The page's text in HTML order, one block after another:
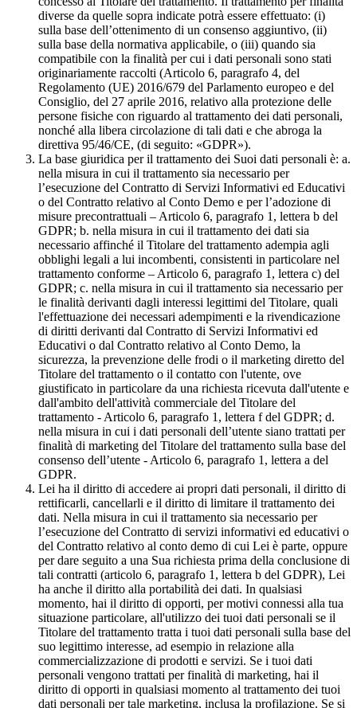
diverse da quelle sopra indicate potrà essere effettuato: (i)
sulla base dell’ottenimento di un consenso aggiuntivo, (ii)
sulla base della normativa applicabile, o (iii) quando sia
compatibile con la finalità per cui i dati personali sono stati
originariamente raccolti (Articolo 6, paragrafo 4, del
Regolamento (UE) 2016/679 del Parlamento europeo e del
Consiglio, del 27 aprile 2016, relativo alla protezione delle
persone fisiche con riguardo al trattamento dei dati personali,
nonché alla libera circolazione di tali dati e che abroga la
direttiva 95/46/CE, (di seguito: «GDPR»).
La base giuridica per il trattamento dei Suoi dati personali è: a.
nella misura in cui il trattamento sia necessario per
l’esecuzione del Contratto di Servizi Informativi ed Educativi
o del Contratto relativo al Conto Demo e per l’adozione di
misure precontrattuali – Articolo 6, paragrafo 1, lettera b del
GDPR; b. nella misura in cui il trattamento dei dati sia
necessario affinché il Titolare del trattamento adempia agli
obblighi legali a lui incombenti, consistenti in particolare nel
trattamento conforme – Articolo 6, paragrafo 1, lettera c) del
GDPR; c. nella misura in cui il trattamento sia necessario per
le finalità derivanti dagli interessi legittimi del Titolare, quali
l'effettuazione dei necessari adempimenti e la rivendicazione
di diritti derivanti dal Contratto di Servizi Informativi ed
Educativi o dal Contratto relativo al Conto Demo, la
sicurezza, la prevenzione delle frodi o il marketing diretto del
Titolare del trattamento o il contatto con l'utente, ove
giustificato in particolare da una richiesta ricevuta dall'utente e
dall'ambito dell'attività commerciale del Titolare del
trattamento - Articolo 6, paragrafo 1, lettera f del GDPR; d.
nella misura in cui i dati personali dell’utente siano trattati per
finalità di marketing del Titolare del trattamento sulla base del
consenso dell’utente - Articolo 6, paragrafo 1, lettera a del
GDPR.
Lei ha il diritto di accedere ai propri dati personali, il diritto di
rettificarli, cancellarli e il diritto di limitare il trattamento dei
dati. Nella misura in cui il trattamento sia necessario per
l’esecuzione del Contratto di servizi informativi ed educativi o
del Contratto relativo al conto demo di cui Lei è parte, oppure
per dare seguito a una Sua richiesta prima della conclusione di
tali contratti (articolo 6, paragrafo 1, lettera b del GDPR), Lei
ha anche il diritto alla portabilità dei dati. In qualsiasi
momento, hai il diritto di opporti, per motivi connessi alla tua
situazione particolare, all'utilizzo dei tuoi dati personali se il
Titolare del trattamento tratta i tuoi dati personali sulla base del
suo legittimo interesse, ad esempio in relazione alla
commercializzazione di prodotti e servizi. Se i tuoi dati
personali vengono trattati per finalità di marketing, hai il
diritto di opporti in qualsiasi momento al trattamento dei tuoi
dati personali per tale marketing, inclusa la profilazione. Se si